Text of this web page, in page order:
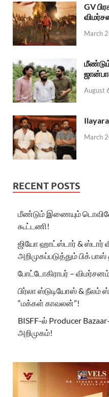
GV
March
August
March
RECENT POSTS
மீண்டும் இணையும்
கூட்டணி!
ஜியோ ஹாட்ஸ்டார் & ஸ்டார்
அறிமுகப்படுத்தும் பிக் பாஸ்
போட்டோகிராபர் –
பிர்லா ஸ்டுடியோஸ் &
“மக்கள் காவலன்”!
BISFF-ல் Producer
அறிமுகம்!